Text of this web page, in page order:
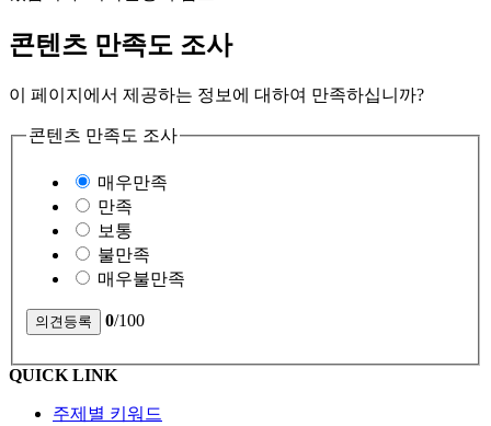
콘텐츠 만족도 조사
이 페이지에서 제공하는 정보에 대하여 만족하십니까?
콘텐츠 만족도 조사
매우만족
만족
보통
불만족
매우불만족
0/100
QUICK LINK
주제별 키워드